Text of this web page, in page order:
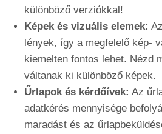
különböző verziókkal!
Képek és vizuális elemek:
lények, így a megfelelő kép-
kiemelten fontos lehet. Nézd
váltanak ki különböző képek.
Űrlapok és kérdőívek: Az
adatkérés mennyisége
maradást és az